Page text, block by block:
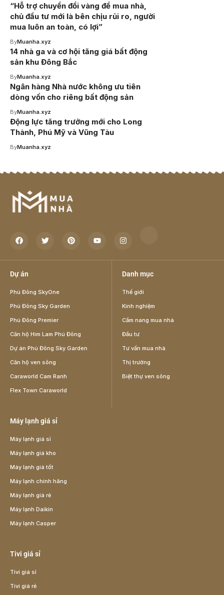
“Hỗ trợ chuyển đổi vàng để mua nhà,
chủ đầu tư mới là bên chịu rủi ro, người
mua luôn an toàn, có lợi”
ByMuanha.xyz
14 nhà ga và cơ hội tăng giá bất động
sản khu Đông Bắc
ByMuanha.xyz
Ngân hàng Nhà nước không ưu tiên
dòng vốn cho riêng bất động sản
ByMuanha.xyz
Động lực tăng trưởng mới cho Long
Thành, Phú Mỹ và Vũng Tàu
ByMuanha.xyz
Dự án
Phú Đông SkyOne
Phú Đông Sky Garden
Phú Đông Premier
Căn hộ Him Lam Phú Đông
Dự án Phú Đông Sky Garden
Căn hộ ven sông
Caraworld Cam Ranh
Flex Town Caraworld
Danh mục
Thế giới
Kinh nghiệm
Cẩm nang mua nhà
Đầu tư
Tư vấn mua nhà
Thị trường
Biệt thự ven sông
Máy lạnh giá sỉ
Máy lạnh giá sỉ
Máy lạnh giá kho
Máy lạnh giá tốt
Máy lạnh chính hãng
Máy lạnh giá rẻ
Máy lạnh Daikin
Máy lạnh Casper
Tivi giá sỉ
Tivi giá sỉ
Tivi giá rẻ